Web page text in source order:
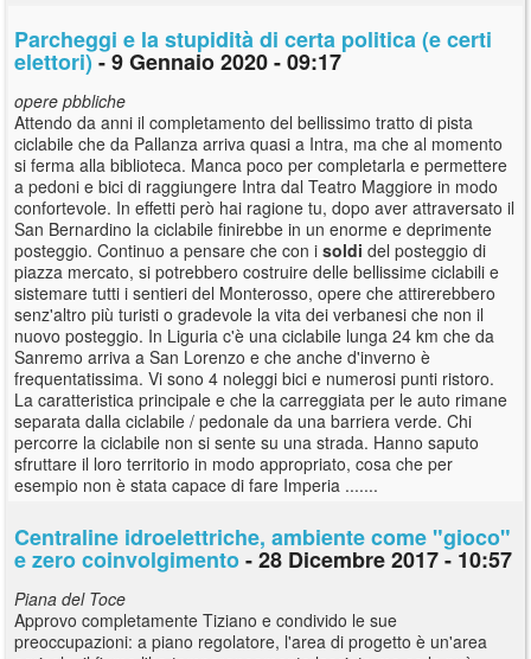
Parcheggi e la stupidità di certa politica (e certi
elettori)- 9 Gennaio 2020 - 09:17
opere pbbliche
Attendo da anni il completamento del bellissimo tratto di pista
ciclabile che da Pallanza arriva quasi a Intra, ma che al momento
si ferma alla biblioteca. Manca poco per completarla e permettere
a pedoni e bici di raggiungere Intra dal Teatro Maggiore in modo
confortevole. In effetti però hai ragione tu, dopo aver attraversato il
San Bernardino la ciclabile finirebbe in un enorme e deprimente
posteggio. Continuo a pensare che con i soldi del posteggio di
piazza mercato, si potrebbero costruire delle bellissime ciclabili e
sistemare tutti i sentieri del Monterosso, opere che attirerebbero
senz'altro più turisti o gradevole la vita dei verbanesi che non il
nuovo posteggio. In Liguria c'è una ciclabile lunga 24 km che da
Sanremo arriva a San Lorenzo e che anche d'inverno è
frequentatissima. Vi sono 4 noleggi bici e numerosi punti ristoro.
La caratteristica principale e che la carreggiata per le auto rimane
separata dalla ciclabile / pedonale da una barriera verde. Chi
percorre la ciclabile non si sente su una strada. Hanno saputo
sfruttare il loro territorio in modo appropriato, cosa che per
esempio non è stata capace di fare Imperia .......
Centraline idroelettriche, ambiente come "gioco"
e zero coinvolgimento- 28 Dicembre 2017 - 10:57
Piana del Toce
Approvo completamente Tiziano e condivido le sue
preoccupazioni: a piano regolatore, l'area di progetto è un'area